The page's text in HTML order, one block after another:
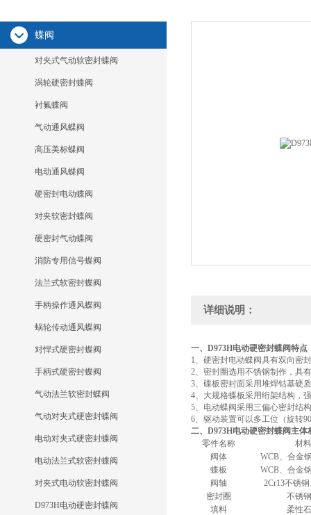
蝶阀
对夹式气动软密封蝶阀
涡轮硬密封蝶阀
衬氟蝶阀
气动通风蝶阀
高压美标蝶阀
电动通风蝶阀
硬密封电动蝶阀
对夹软密封蝶阀
硬密封气动蝶阀
消防专用信号蝶阀
法兰式软密封蝶阀
手柄操作通风蝶阀
蜗轮传动通风蝶阀
对悍式硬密封蝶阀
手柄式硬密封蝶阀
气动法兰软密封蝶阀
气动对夹式硬密封蝶阀
电动对夹式硬密封蝶阀
电动法兰式软密封蝶阀
对夹式电动软密封蝶阀
D973H电动硬密封蝶阀
详细说明：
一、D973H电动硬密封蝶阀特点
1、硬密封电动蝶阀具有双向密
2、密封圈选用不锈钢制作，具
3、碟板密封面采用堆焊钴基硬
4、大规格蝶板采用绗架结构，
5、电动蝶阀采用三偏心密封结
6、驱动装置可以多工位（旋转
二、D973H电动硬密封蝶阀主体
零件名称
材料
阀体
WCB、合金
蝶板
WCB、合金
阀轴
2Cr13不锈
密封圈
不锈
填料
柔性